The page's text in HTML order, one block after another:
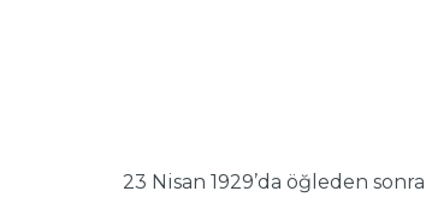
23 Nisan 1929’da öğleden